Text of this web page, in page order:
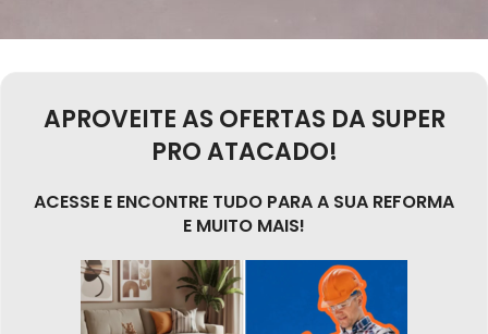
APROVEITE AS OFERTAS DA SUPER
PRO ATACADO!
ACESSE E ENCONTRE TUDO PARA A SUA REFORMA
E MUITO MAIS!